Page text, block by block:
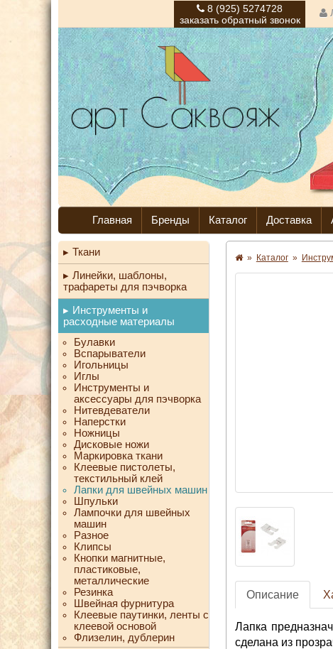
8 (925) 5274728
заказать обратный звонок
Главная Бренды Каталог Доставка
Ткани
Линейки, шаблоны,
трафареты для пэчворка
Инструменты и
расходные материалы
Булавки
Вспарыватели
Игольницы
Иглы
Инструменты и
аксессуары для пэчворка
Нитевдеватели
Наперстки
Ножницы
Дисковые ножи
Маркировка ткани
Клеевые пистолеты,
текстильный клей
Лапки для швейных машин
Шпульки
Лампочки для швейных
машин
Разное
Клипсы
Кнопки магнитные,
пластиковые,
металлические
Резинка
Швейная фурнитура
Клеевые паутинки, ленты с
клеевой основой
Флизелин, дублерин
» Каталог »
Описание
Лапка
сделана из